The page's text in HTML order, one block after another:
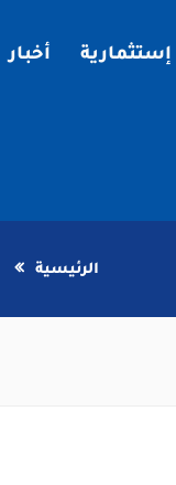
أخبار
الرئيسية